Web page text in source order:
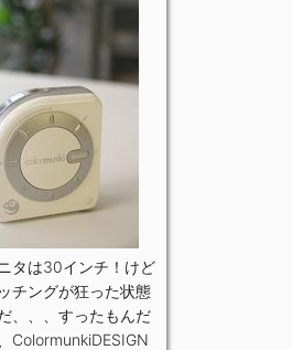
タは30インチ！けど
チングが狂った状態
、、、すったもんだ
ColormunkiDESIGN